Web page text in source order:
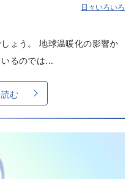
日々いろいろ
ょう。 地球温暖化の影響か
るのでは...
む